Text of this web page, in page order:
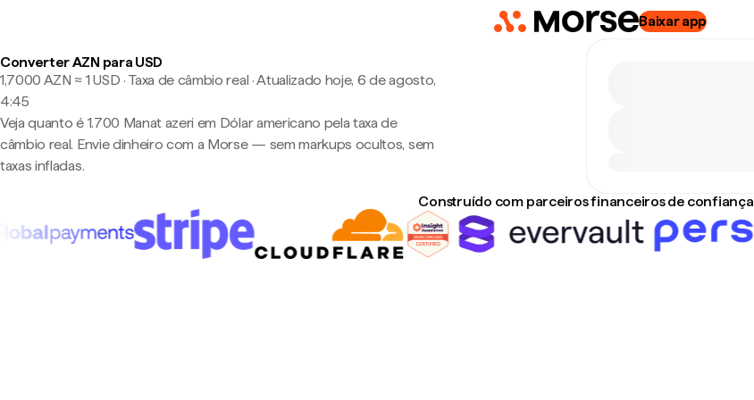
Baixar app
Converter AZN para USD
1,7000 AZN ≈ 1 USD · Taxa de câmbio real ·Atualizado hoje, 6 de agosto,
4:45
Veja quanto é 1.700 Manat azeri em Dólar americano pela taxa de
câmbio real. Envie dinheiro com a Morse — sem markups ocultos, sem
taxas infladas.
Construído com parceiros financeiros de confiança